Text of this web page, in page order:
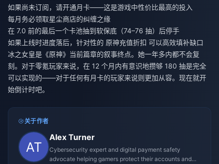
如果尚未订阅，请开通月卡——这是游戏中性价比最高的投入
每月务必领取星尘商店的纠缠之缘
在 7.0 前的最后一个卡池抽到软保底（74–76 抽）后停手
如果上线时进度落后，针对性的 原神充值折扣 可以高效填补缺口
冰之女皇是《原神》当前篇章的叙事终点。她一年多内都不会复
刻。对于零氪玩家来说，在 12 个月内有意识地攒够 180 抽是完全
可以实现的——对于任何有月卡的玩家来说则更加从容。现在就开
始倒计时吧。
关于作者
Alex Turner
Cybersecurity expert and digital payment safety
advocate helping gamers protect their accounts and